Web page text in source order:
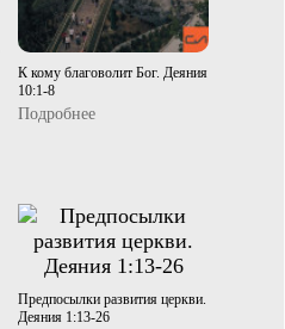
К кому благоволит Бог. Деяния
10:1-8
Подробнее
Предпосылки развития церкви.
Деяния 1:13-26